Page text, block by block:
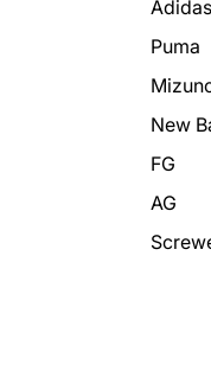
Adidas
Puma
New
FG
AG